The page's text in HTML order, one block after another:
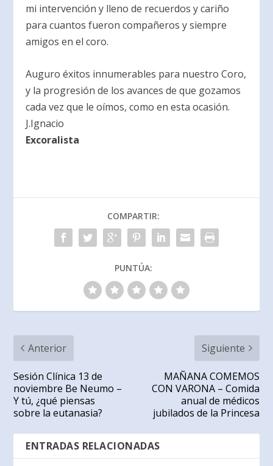
mi intervención y lleno de recuerdos y cariño
para cuantos fueron compañeros y siempre
amigos en el coro.
Auguro éxitos innumerables para nuestro Coro,
y la progresión de los avances de que gozamos
cada vez que le oímos, como en esta ocasión.
J.Ignacio
Excoralista
COMPARTIR:
PUNTÚA:
Anterior
Sesión Clínica 13 de
noviembre Be Neumo –
Y tú, ¿qué piensas
sobre la eutanasia?
Siguiente
MAÑANA COMEMOS
CON VARONA – Comida
anual de médicos
jubilados de la Princesa
ENTRADAS RELACIONADAS